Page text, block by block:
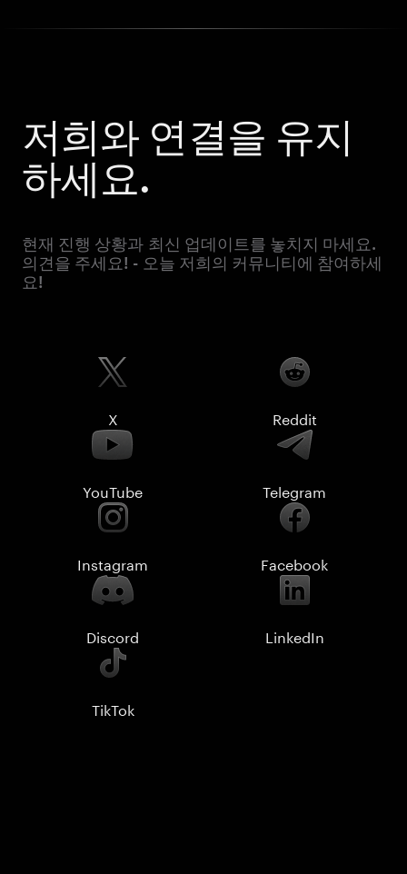
저희와 연결을 유지
하세요.
현재 진행 상황과 최신 업데이트를 놓치지 마세요.
의견을 주세요! - 오늘 저희의 커뮤니티에 참여하세
요!
X Reddit
YouTube Telegram
Instagram Facebook
Discord LinkedIn
TikTok